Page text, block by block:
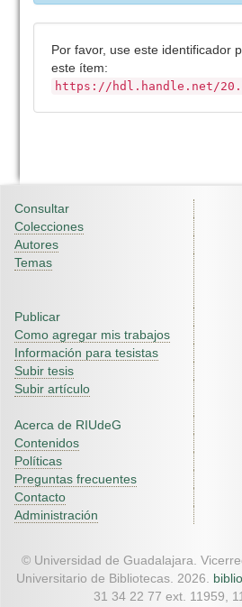
Por favor, use este identificador
este ítem:
https://hdl.handle.net/
Consultar
Colecciones
Autores
Temas
Publicar
Como agregar mis trabajos
Información para tesistas
Subir tesis
Subir artículo
Acerca de RIUdeG
Contenidos
Políticas
Preguntas frecuentes
Contacto
Administración
© Universidad de Guadalajara.
Universitario de Bibliotecas. 2026.
31 34 22 77 ext. 11959,